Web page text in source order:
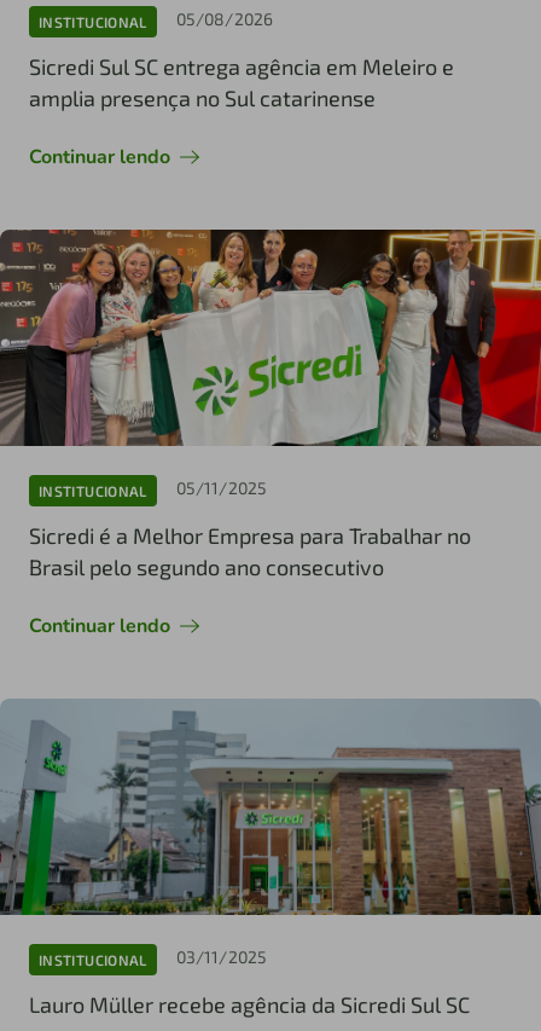
INSTITUCIONAL 05/08/2026
Sicredi Sul SC entrega agência em Meleiro e
amplia presença no Sul catarinense
Continuar lendo
INSTITUCIONAL 05/11/2025
Sicredi é a Melhor Empresa para Trabalhar no
Brasil pelo segundo ano consecutivo
Continuar lendo
INSTITUCIONAL 03/11/2025
Lauro Müller recebe agência da Sicredi Sul SC